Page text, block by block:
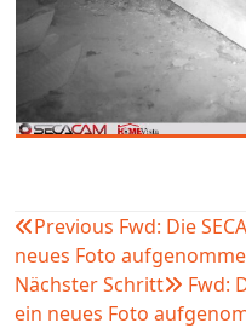
Previous Fwd: Die
neues Foto
Nächster Schritt
Fwd:
ein neues Foto